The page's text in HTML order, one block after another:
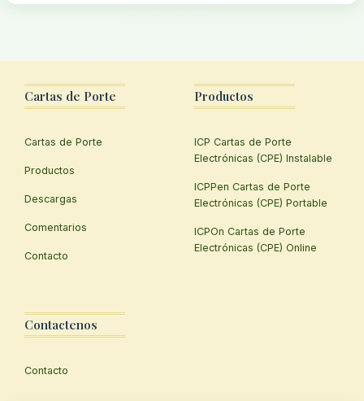
Cartas de Porte
Cartas de Porte
Productos
Descargas
Comentarios
Contacto
Productos
ICP Cartas de Porte
Electrónicas (CPE) Instalable
ICPPen Cartas de Porte
Electrónicas (CPE) Portable
ICPOn Cartas de Porte
Electrónicas (CPE) Online
Contactenos
Contacto